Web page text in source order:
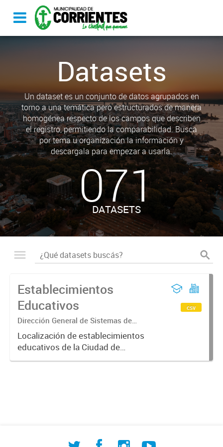
Datasets
Un dataset es un conjunto de datos agrupados en
torno a una temática pero estructurados de manera
homogénea respecto de los campos que describen
el registro, permitiendo la comparabilidad. Busca
por tema u organización la información y
descargala para empezar a usarla.
071
DATASETS
Establecimientos
Educativos
Dirección General de Sistemas de
Información Geográfica
Localización de establecimientos
educativos de la Ciudad de
Corrientes
csv